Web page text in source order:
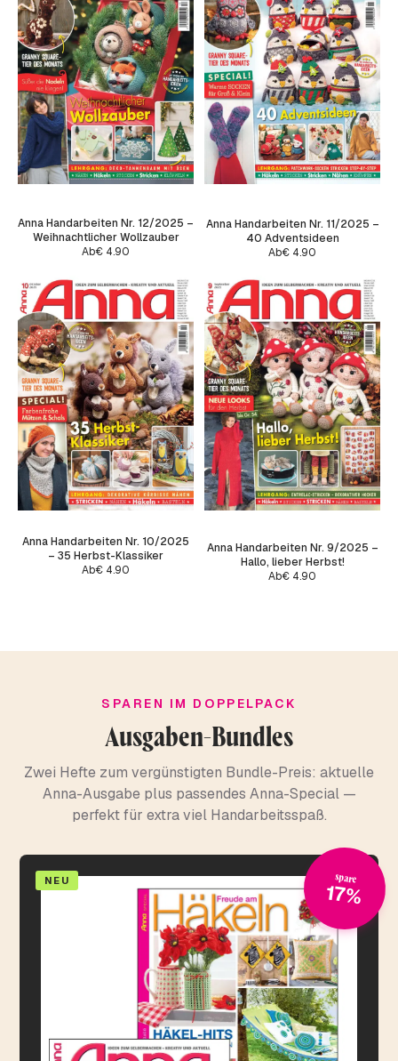
Anna Handarbeiten Nr. 12/2025 –
Weihnachtlicher Wollzauber
Ab€ 4.90
Anna Handarbeiten Nr. 11/2025 –
40 Adventsideen
Ab€ 4.90
Anna Handarbeiten Nr. 10/2025
– 35 Herbst-Klassiker
Ab€ 4.90
Anna Handarbeiten Nr. 9/2025 –
Hallo, lieber Herbst!
Ab€ 4.90
SPAREN IM DOPPELPACK
Ausgaben-Bundles
Zwei Hefte zum vergünstigten Bundle-Preis: aktuelle
Anna-Ausgabe plus passendes Anna-Special —
perfekt für extra viel Handarbeitsspaß.
NEU spare
17%